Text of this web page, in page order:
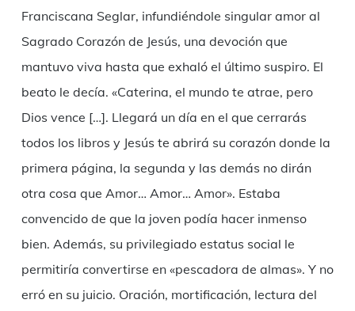
Franciscana Seglar, infundiéndole singular amor al
Sagrado Corazón de Jesús, una devoción que
mantuvo viva hasta que exhaló el último suspiro. El
beato le decía. «Caterina, el mundo te atrae, pero
Dios vence […]. Llegará un día en el que cerrarás
todos los libros y Jesús te abrirá su corazón donde la
primera página, la segunda y las demás no dirán
otra cosa que Amor… Amor… Amor». Estaba
convencido de que la joven podía hacer inmenso
bien. Además, su privilegiado estatus social le
permitiría convertirse en «pescadora de almas». Y no
erró en su juicio. Oración, mortificación, lectura del